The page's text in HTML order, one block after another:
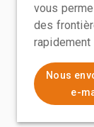
vous
des
Nous
e-